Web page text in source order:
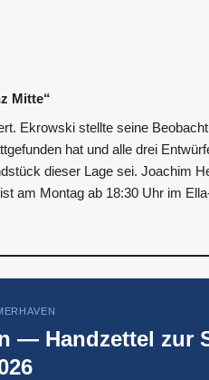
Mitte“
Ekrowski stellte seine
hat und alle drei
dieser Lage sei. Joachim
am Montag ab 18:30 Uhr im
— Handzettel zur